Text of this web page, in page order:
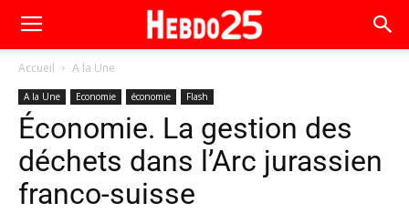
Accueil A la Une
A la Une Economie économie Flash
Économie. La gestion des
déchets dans l’Arc jurassien
franco-suisse